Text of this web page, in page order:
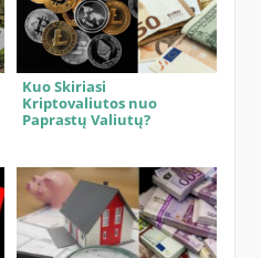
Kuo Skiriasi
Kriptovaliutos nuo
Paprastų Valiutų?